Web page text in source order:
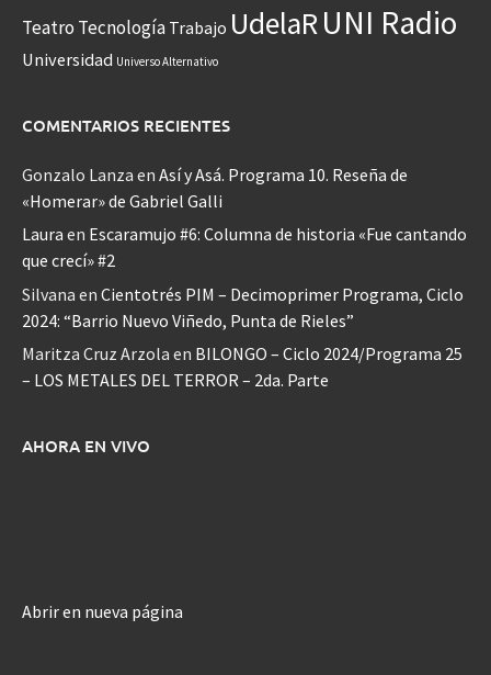
Teatro Tecnología Trabajo UdelaRUNI Radio
Universidad Universo Alternativo
COMENTARIOS RECIENTES
Gonzalo Lanza en Así y Asá. Programa 10. Reseña de
«Homerar» de Gabriel Galli
Laura en Escaramujo #6: Columna de historia «Fue cantando
que crecí» #2
Silvana en Cientotrés PIM – Decimoprimer Programa, Ciclo
2024: “Barrio Nuevo Viñedo, Punta de Rieles”
Maritza Cruz Arzola en BILONGO – Ciclo 2024/Programa 25
– LOS METALES DEL TERROR – 2da. Parte
AHORA EN VIVO
Abrir en nueva página